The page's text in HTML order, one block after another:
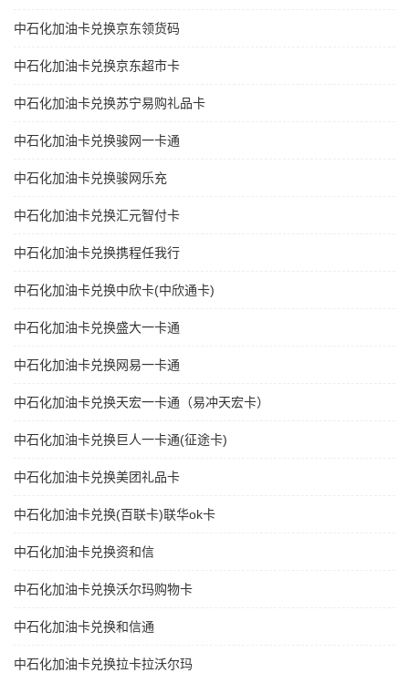
中石化加油卡兑换京东领货码
中石化加油卡兑换京东超市卡
中石化加油卡兑换苏宁易购礼品卡
中石化加油卡兑换骏网一卡通
中石化加油卡兑换骏网乐充
中石化加油卡兑换汇元智付卡
中石化加油卡兑换携程任我行
中石化加油卡兑换中欣卡(中欣通卡)
中石化加油卡兑换盛大一卡通
中石化加油卡兑换网易一卡通
中石化加油卡兑换天宏一卡通（易冲天宏卡）
中石化加油卡兑换巨人一卡通(征途卡)
中石化加油卡兑换美团礼品卡
中石化加油卡兑换(百联卡)联华ok卡
中石化加油卡兑换资和信
中石化加油卡兑换沃尔玛购物卡
中石化加油卡兑换和信通
中石化加油卡兑换拉卡拉沃尔玛